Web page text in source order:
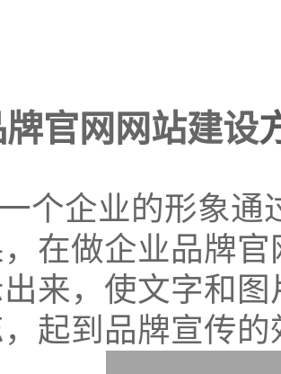
官网 网站建设
一个企业的形象通
在做企业品牌
来，使文字和
起到品牌宣传